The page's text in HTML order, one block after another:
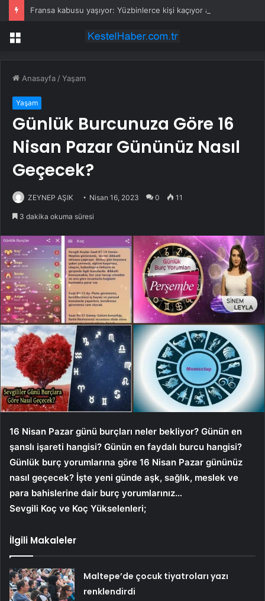
Menü
Anasayfa /Yaşam
Yaşam
Günlük Burcunuza Göre 16
Nisan Pazar Gününüz Nasıl
Geçecek?
ZEYNEP AŞIK Nisan 16, 2023 0 11
3 dakika okuma süresi
16 Nisan Pazar günü burçları neler bekliyor? Günün en
şanslı işareti hangisi? Günün en faydalı burcu hangisi?
Günlük burç yorumlarına göre 16 Nisan Pazar gününüz
nasıl geçecek? İşte yeni günde aşk, sağlık, meslek ve
para bahislerine dair burç yorumlarınız…
Sevgili Koç ve Koç Yükselenleri;
İlgili Makaleler
Maltepe’de çocuk tiyatroları yazı
renklendirdi